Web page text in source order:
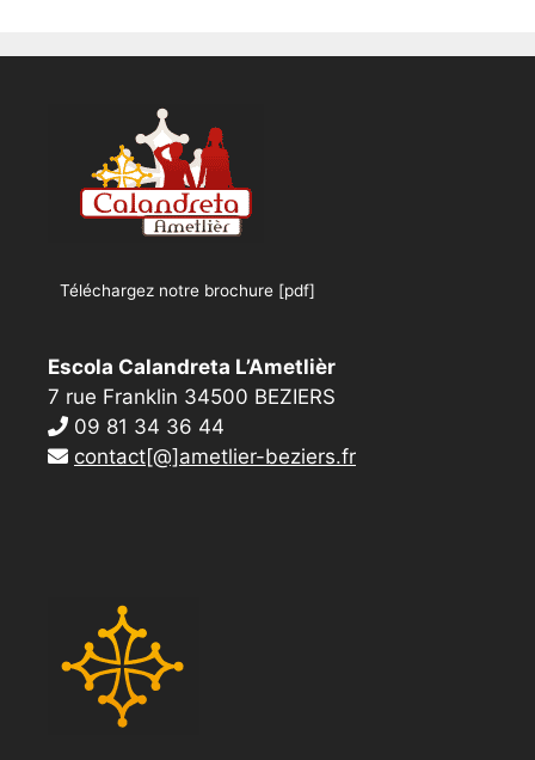
Téléchargez notre brochure [pdf]
Escola Calandreta L’Ametlièr
7 rue Franklin 34500 BEZIERS
09 81 34 36 44
contact[@]ametlier-beziers.fr